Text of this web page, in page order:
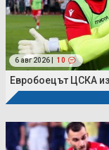
6 авг 2026 | 10
Евробоецът ЦСКА